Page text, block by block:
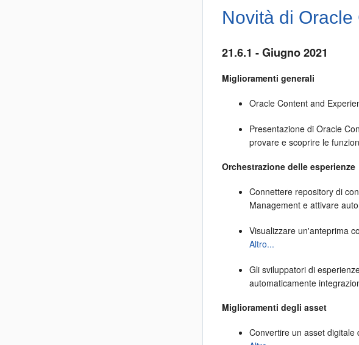
Novità di Oracle
21.6.1 - Giugno 2021
Miglioramenti generali
Oracle Content and
Presentazione diOracle
provare e scoprire le
Orchestrazione delle esperienze
Connettere repository di
Management e attivare
Visualizzare un'anteprima
Altro...
Gli sviluppatori di
automaticamente
Miglioramenti degli asset
Convertire un asset